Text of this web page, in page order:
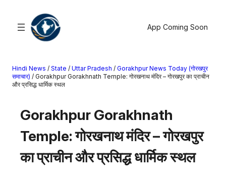
खोजें
खेल
राज्य
राष्ट्रीय
App Coming Soon
Hindi News / State / Uttar Pradesh / Gorakhpur News Today (गोरखपुर
समाचार) / Gorakhpur Gorakhnath Temple: गोरखनाथ मंदिर – गोरखपुर का प्राचीन
और प्रसिद्ध धार्मिक स्थल
Gorakhpur Gorakhnath
Temple: गोरखनाथ मंदिर – गोरखपुर
का प्राचीन और प्रसिद्ध धार्मिक स्थल